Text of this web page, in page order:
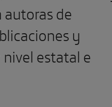
autoras de
y
estatal e